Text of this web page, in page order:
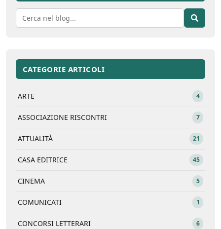
CATEGORIE ARTICOLI
ARTE 4
ASSOCIAZIONE RISCONTRI 7
ATTUALITÀ 21
CASA EDITRICE 45
CINEMA 5
COMUNICATI 1
CONCORSI LETTERARI 6